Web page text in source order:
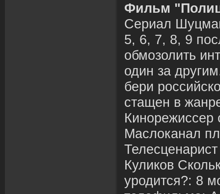
Фильм
Сериал
5, 6, 7, 8, 9
обмозолить
один за
бери
стащен в
Кинорежиссер
Маслоканал
Куликов
уродится?: 8